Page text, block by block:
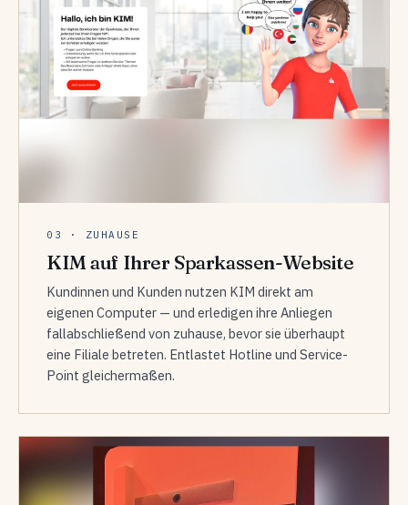
03 · ZUHAUSE
KIM auf Ihrer Sparkassen-Website
Kundinnen und Kunden nutzen KIM direkt am
eigenen Computer — und erledigen ihre Anliegen
fallabschließend von zuhause, bevor sie überhaupt
eine Filiale betreten. Entlastet Hotline und Service-
Point gleichermaßen.